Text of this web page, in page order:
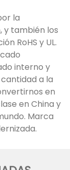
la
y también los
RoHS y UL.
interno y
a la
en
en China y
Marca